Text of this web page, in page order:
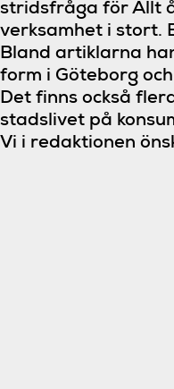
stridsfråga för Allt
verksamhet i stort.
Bland artiklarna
form i Göteborg
Det finns också
stadslivet på
Vi i redaktionen